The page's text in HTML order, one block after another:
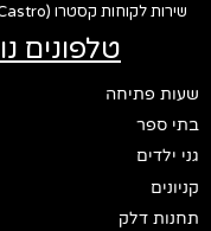
שירות לקוחות קסטרו (Castro)
טלפונים
שעות פתיחה
בתי ספר
גני ילדים
קניונים
תחנות דלק